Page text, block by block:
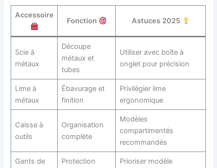
Accessoire
Fonction Astuces 2025
Scie à
métaux
Découpe
métaux et
tubes
Utiliser avec boîte à
onglet pour précision
Lime à
métaux
Ébavurage et
finition
Privilégier lime
ergonomique
Caisse à
outils
Organisation
complète
Modèles
compartimentés
recommandés
Gants de
Protection
Prioriser modèle